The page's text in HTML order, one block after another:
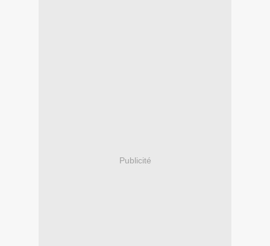
Publicité